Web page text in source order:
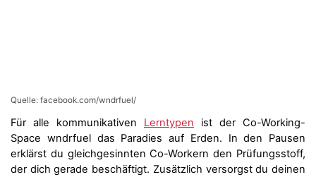
Quelle: facebook.com/wndrfuel/
Für alle kommunikativen Lerntypen ist der Co-Working-
Space wndrfuel das Paradies auf Erden. In den Pausen
erklärst du gleichgesinnten Co-Workern den Prüfungsstoff,
der dich gerade beschäftigt. Zusätzlich versorgst du deinen